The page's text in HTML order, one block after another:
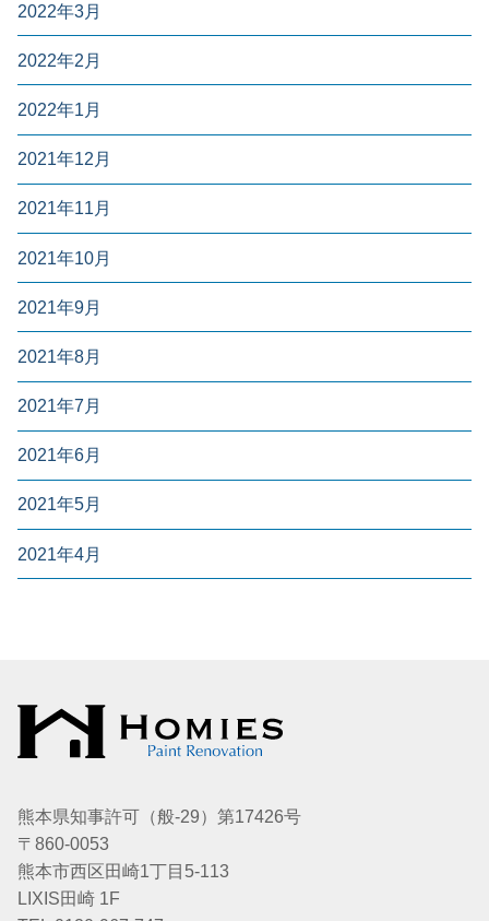
2022年3月
2022年2月
2022年1月
2021年12月
2021年11月
2021年10月
2021年9月
2021年8月
2021年7月
2021年6月
2021年5月
2021年4月
熊本県知事許可（般-29）第17426号
〒860-0053
熊本市西区田崎1丁目5-113
LIXIS田崎 1F